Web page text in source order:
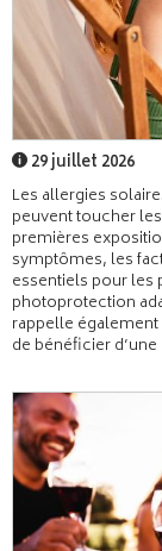
29 juillet 2026
Les allergies
peuvent toucher
premières
symptômes, les
essentiels pour les
photoprotection
rappelle
de bénéficier